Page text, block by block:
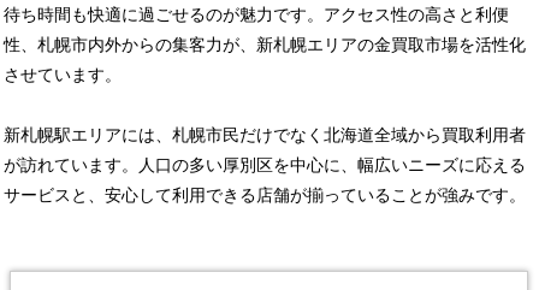
待ち時間も快適に過ごせるのが魅力です。アクセス性の高さと利便
性、札幌市内外からの集客力が、新札幌エリアの金買取市場を活性化
させています。
新札幌駅エリアには、札幌市民だけでなく北海道全域から買取利用者
が訪れています。人口の多い厚別区を中心に、幅広いニーズに応える
サービスと、安心して利用できる店舗が揃っていることが強みです。